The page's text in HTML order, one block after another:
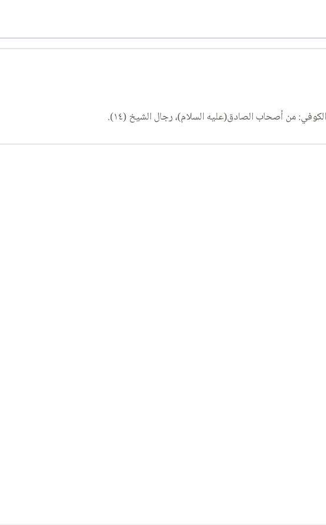
من أصحاب الصادق(عليه السلام)، رجال الشيخ (١٤).